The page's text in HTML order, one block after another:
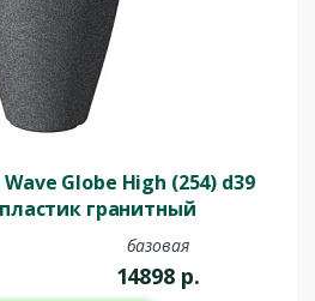
Globe High (254) d39
гранитный
базовая
14898 р.